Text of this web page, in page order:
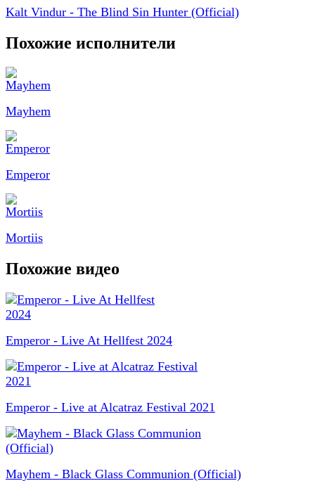
Kalt Vindur - The Blind Sin Hunter (Official)
Похожие исполнители
Mayhem
Emperor
Mortiis
Похожие видео
Emperor - Live At Hellfest 2024
Emperor - Live at Alcatraz Festival 2021
Mayhem - Black Glass Communion (Official)